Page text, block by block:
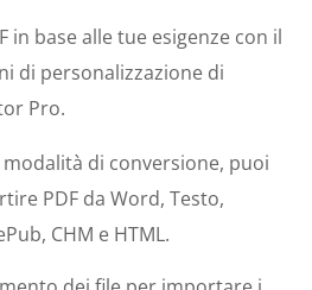
in base alle tue esigenze con il
di personalizzazione di
Pro.
di conversione, puoi
PDF da Word, Testo,
CHM e HTML.